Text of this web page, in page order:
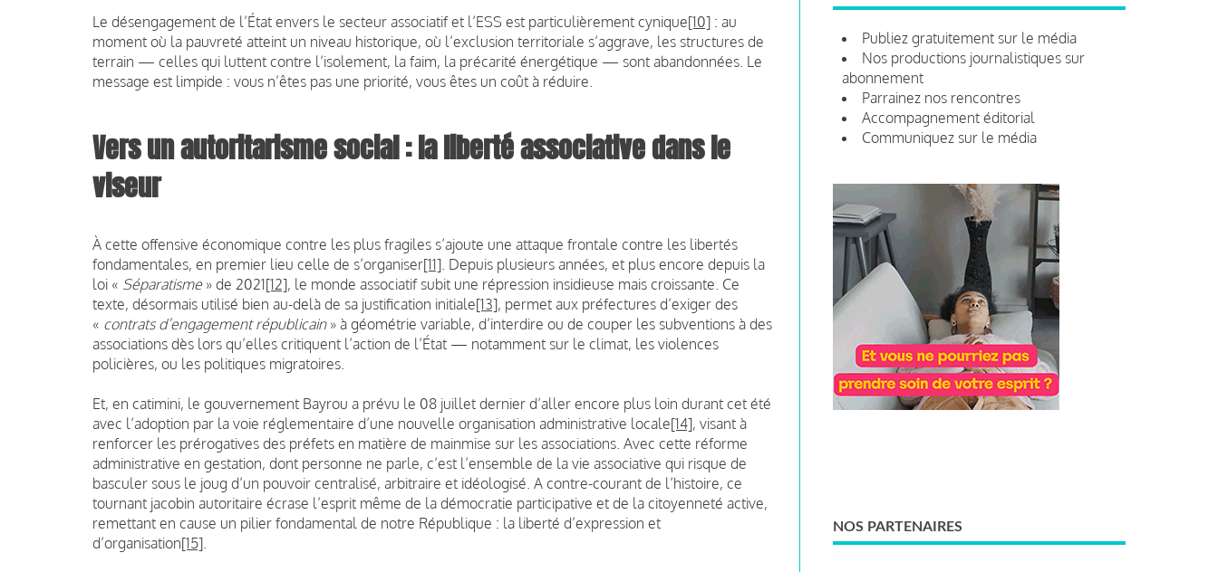
Le désengagement de l’État envers le secteur associatif et l’ESS est particulièrement cynique[10] : au
moment où la pauvreté atteint un niveau historique, où l’exclusion territoriale s’aggrave, les structures de
terrain — celles qui luttent contre l’isolement, la faim, la précarité énergétique — sont abandonnées. Le
message est limpide : vous n’êtes pas une priorité, vous êtes un coût à réduire.
Vers un autoritarisme social : la liberté associative dans le
viseur
À cette offensive économique contre les plus fragiles s’ajoute une attaque frontale contre les libertés
fondamentales, en premier lieu celle de s’organiser[11] . Depuis plusieurs années, et plus encore depuis la
loi « Séparatisme » de 2021[12], le monde associatif subit une répression insidieuse mais croissante. Ce
texte, désormais utilisé bien au-delà de sa justification initiale[13], permet aux préfectures d’exiger des
« contrats d’engagement républicain» à géométrie variable, d’interdire ou de couper les subventions à des
associations dès lors qu’elles critiquent l’action de l’État — notamment sur le climat, les violences
policières, ou les politiques migratoires.
Et, en catimini, le gouvernement Bayrou a prévu le 08 juillet dernier d’aller encore plus loin durant cet été
avec l’adoption par la voie réglementaire d’une nouvelle organisation administrative locale[14], visant à
renforcer les prérogatives des préfets en matière de mainmise sur les associations. Avec cette réforme
administrative en gestation, dont personne ne parle, c’est l’ensemble de la vie associative qui risque de
basculer sous le joug d’un pouvoir centralisé, arbitraire et idéologisé. A contre-courant de l’histoire, ce
tournant jacobin autoritaire écrase l’esprit même de la démocratie participative et de la citoyenneté active,
remettant en cause un pilier fondamental de notre République : la liberté d’expression et
d’organisation[15]
Publiez gratuitement sur le média
Nos productions journalistiques sur
abonnement
Parrainez nos rencontres
Accompagnement éditorial
Communiquez sur le média
NOS PARTENAIRES